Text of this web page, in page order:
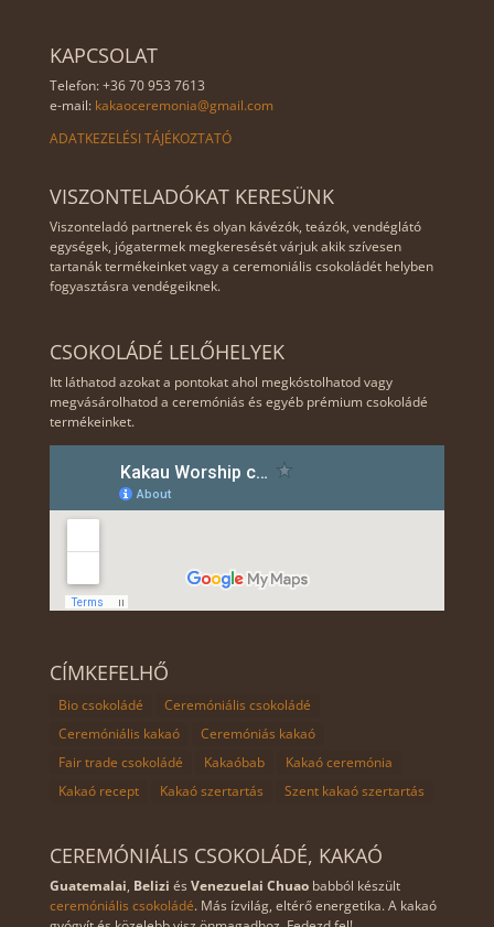
KAPCSOLAT
Telefon: +36 70 953 7613
e-mail: kakaoceremonia@gmail.com
ADATKEZELÉSI TÁJÉKOZTATÓ
VISZONTELADÓKAT KERESÜNK
Viszonteladó partnerek és olyan kávézók, teázók, vendéglátó
egységek, jógatermek megkeresését várjuk akik szívesen
tartanák termékeinket vagy a ceremoniális csokoládét helyben
fogyasztásra vendégeiknek.
CSOKOLÁDÉ LELŐHELYEK
Itt láthatod azokat a pontokat ahol megkóstolhatod vagy
megvásárolhatod a ceremóniás és egyéb prémium csokoládé
termékeinket.
CÍMKEFELHŐ
Bio csokoládé
Ceremóniális csokoládé
Ceremóniális kakaó
Ceremóniás kakaó
Fair trade csokoládé
Kakaóbab
Kakaó ceremónia
Kakaó recept
Kakaó szertartás Szent kakaó szertartás
CEREMÓNIÁLIS CSOKOLÁDÉ, KAKAÓ
Guatemalai, Belizi és Venezuelai Chuaobabból készült
ceremóniális csokoládé. Más ízvilág, eltérő energetika. A kakaó